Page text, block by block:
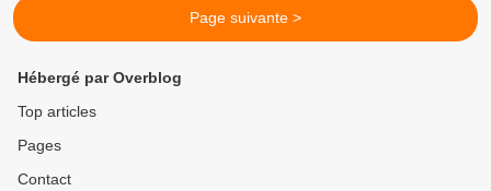
Page suivante >
Hébergé par Overblog
Top articles
Pages
Contact